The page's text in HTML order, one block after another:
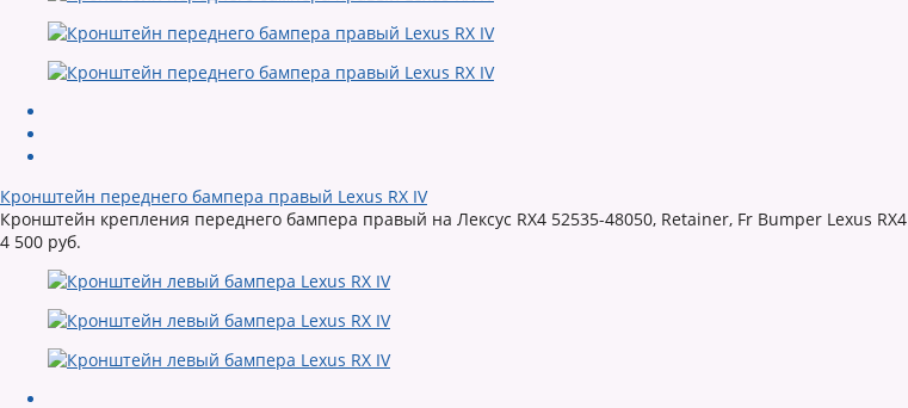
Кронштейн переднего бампера правый Lexus RX IV
Кронштейн крепления переднего бампера правый на Лексус RX4 52535-48050, Retainer, Fr Bumper Lexus RX4
4 500 руб.